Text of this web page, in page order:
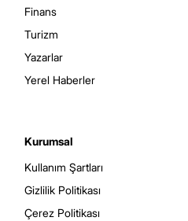
Finans
Turizm
Yazarlar
Yerel Haberler
Kurumsal
Kullanım Şartları
Gizlilik Politikası
Çerez Politikası